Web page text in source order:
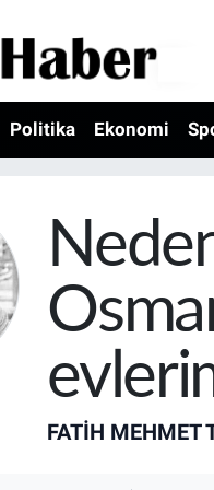
Politika Ekonomi
FATIH MEHMET